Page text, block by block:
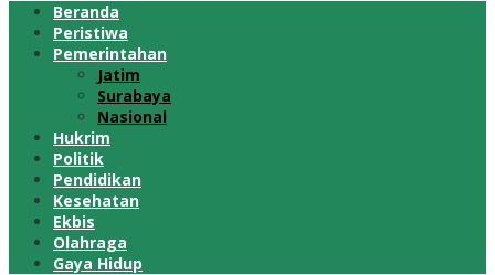
Beranda
Peristiwa
Pemerintahan
Jatim
Surabaya
Nasional
Hukrim
Politik
Pendidikan
Kesehatan
Ekbis
Olahraga
Gaya Hidup